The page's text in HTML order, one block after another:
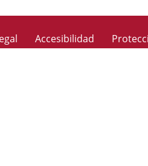
Accesibilidad